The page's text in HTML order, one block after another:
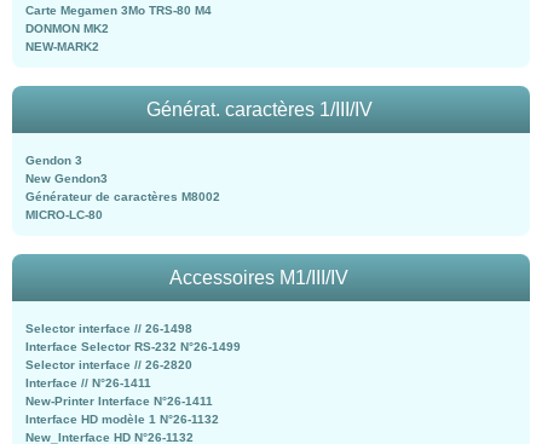
Carte Megamen 3Mo TRS-80 M4
DONMON MK2
NEW-MARK2
Générat. caractères 1/III/IV
Gendon 3
New Gendon3
Générateur de caractères M8002
MICRO-LC-80
Accessoires M1/III/IV
Selector interface // 26-1498
Interface Selector RS-232 N°26-1499
Selector interface // 26-2820
Interface // N°26-1411
New-Printer Interface N°26-1411
Interface HD modèle 1 N°26-1132
New_Interface HD N°26-1132